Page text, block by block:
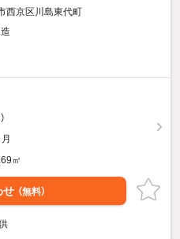
西京区川島東代町
㎡
せ （無料）